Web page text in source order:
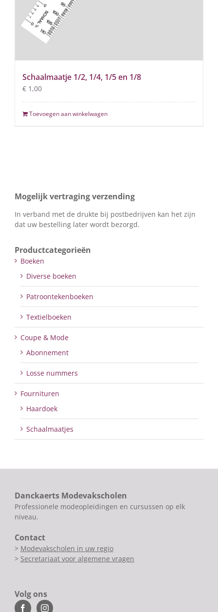
Schaalmaatje 1/2, 1/4, 1/5 en 1/8
€ 1,00
Toevoegen aan winkelwagen
Mogelijk vertraging verzending
In verband met de drukte bij postbedrijven kan het zijn
dat uw bestelling later wordt bezorgd.
Productcategorieën
Boeken
Diverse boeken
Patroontekenboeken
Textielboeken
Coupe & Mode
Abonnement
Losse nummers
Fournituren
Haardoek
Schaalmaatjes
Danckaerts Modevakscholen
Professionele modeopleidingen en cursussen op elk
niveau.
Contact
> Modevakscholen in uw regio
> Secretariaat voor algemene vragen
Volg ons